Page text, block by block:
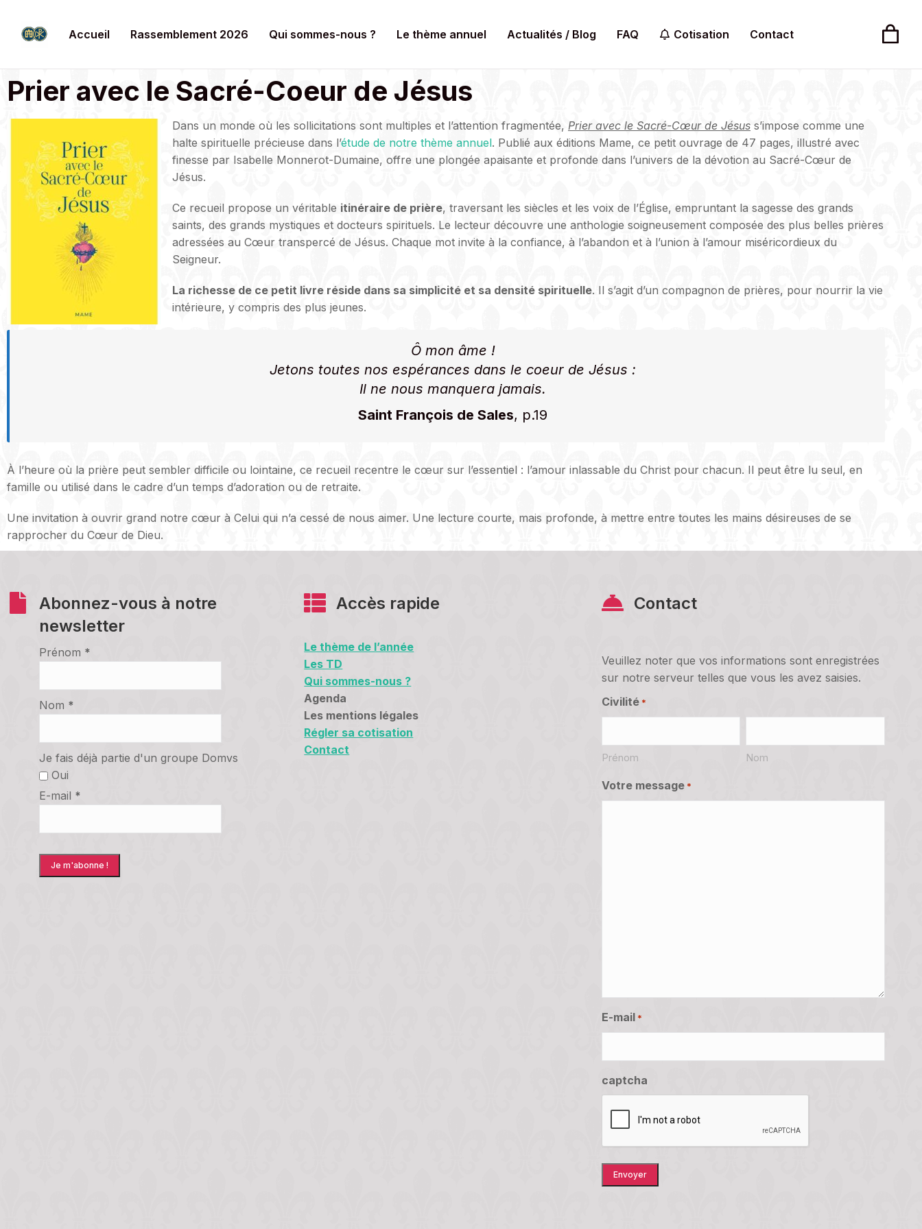
Accueil Rassemblement 2026 Qui sommes-nous ? Le thème annuel Actualités / Blog FAQ Cotisation Contact
Prier avec le Sacré-Coeur de Jésus
Dans un monde où les sollicitations sont multiples et l’attention fragmentée, Prier avec le Sacré-Cœur de Jésus s’impose comme une
halte spirituelle précieuse dans l’étude de notre thème annuel. Publié aux éditions Mame, ce petit ouvrage de 47 pages, illustré avec
finesse par Isabelle Monnerot-Dumaine, offre une plongée apaisante et profonde dans l’univers de la dévotion au Sacré-Cœur de
Jésus.
Ce recueil propose un véritable itinéraire de prière, traversant les siècles et les voix de l’Église, empruntant la sagesse des grands
saints, des grands mystiques et docteurs spirituels. Le lecteur découvre une anthologie soigneusement composée des plus belles prières
adressées au Cœur transpercé de Jésus. Chaque mot invite à la confiance, à l’abandon et à l’union à l’amour miséricordieux du
Seigneur.
La richesse de ce petit livre réside dans sa simplicité et sa densité spirituelle. Il s’agit d’un compagnon de prières, pour nourrir la vie
intérieure, y compris des plus jeunes.
Ô mon âme !
Jetons toutes nos espérances dans le coeur de Jésus :
Il ne nous manquera jamais.
Saint François de Sales, p.19
À l’heure où la prière peut sembler difficile ou lointaine, ce recueil recentre le cœur sur l’essentiel : l’amour inlassable du Christ pour chacun. Il peut être lu seul, en
famille ou utilisé dans le cadre d’un temps d’adoration ou de retraite.
Une invitation à ouvrir grand notre cœur à Celui qui n’a cessé de nous aimer. Une lecture courte, mais profonde, à mettre entre toutes les mains désireuses de se
rapprocher du Cœur de Dieu.
Abonnez-vous à notre
newsletter
Prénom *
Nom *
Je fais déjà partie d'un groupe Domvs
Oui
E-mail *
Accès rapide
Le thème de l’année
Les TD
Qui sommes-nous ?
Agenda
Les mentions légales
Régler sa cotisation
Contact
Contact
Veuillez noter que vos informations sont enregistrées
sur notre serveur telles que vous les avez saisies.
Civilité *
Prénom Nom
Votre message *
E-mail *
captcha